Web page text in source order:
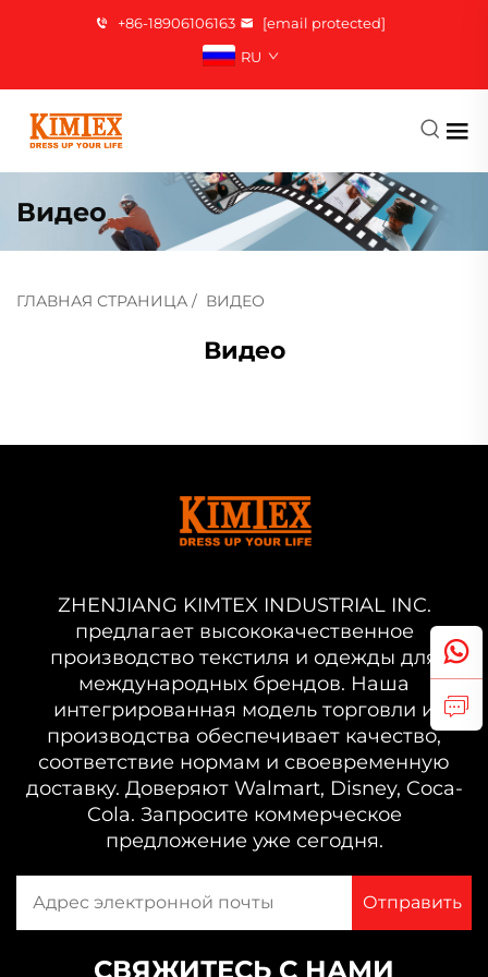
+86-18906106163
[email protected]
RU
Видео
ГЛАВНАЯ СТРАНИЦА / ВИДЕО
Видео
ZHENJIANG KIMTEX INDUSTRIAL INC.
предлагает высококачественное
производство текстиля и одежды для
международных брендов. Наша
интегрированная модель торговли и
производства обеспечивает качество,
соответствие нормам и своевременную
доставку. Доверяют Walmart, Disney, Coca-
Cola. Запросите коммерческое
предложение уже сегодня.
СВЯЖИТЕСЬ С НАМИ